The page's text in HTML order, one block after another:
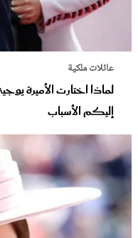
عائلات ملكية
لماذا اختارت الأميرة
إليكم الأسباب